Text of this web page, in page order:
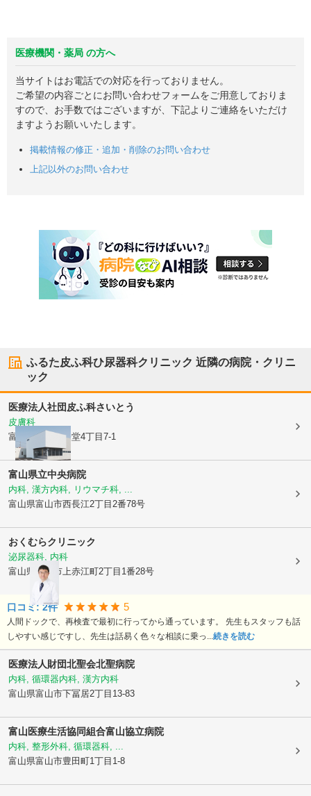
医療機関・薬局 の方へ
当サイトはお電話での対応を行っておりません。
ご希望の内容ごとにお問い合わせフォームをご用意しておりま
すので、お手数ではございますが、下記よりご連絡をいただけ
ますようお願いいたします。
掲載情報の修正・追加・削除のお問い合わせ
上記以外のお問い合わせ
ふるた皮ふ科ひ尿器科クリニック 近隣の病院・クリニ
ック
医療法人社団 皮ふ科さいとう
皮膚科
富山県富山市経堂4丁目7-1
富山県立中央病院
内科, 漢方内科, リウマチ科, ...
富山県富山市西長江2丁目2番78号
おくむらクリニック
泌尿器科, 内科
富山県富山市 上赤江町2丁目1番28号
口コミ: 2件 5
人間ドックで、再検査で最初に行ってから通っています。 先生もスタッフも話
しやすい感じですし、先生は話易く色々な相談に乗っ...続きを読む
医療法人財団北聖会北聖病院
内科, 循環器内科, 漢方内科
富山県富山市下冨居2丁目13-83
富山医療生活協同組合富山協立病院
内科, 整形外科, 循環器科, ...
富山県富山市豊田町1丁目1-8